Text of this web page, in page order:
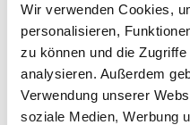
Wir verwenden Cookies,
personalisieren,
zu können und die
analysieren. Außerdem
Verwendung unserer
soziale Medien, Werbung
Aus der Branche für die
LADENBAU
Shopmodernisierung „Total“-
SHOP & CONVENIENCE
Umsatz-Wachstumsmotor